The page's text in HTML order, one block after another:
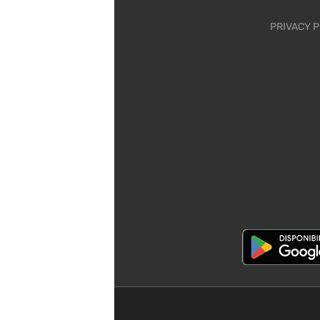
PRIVACY